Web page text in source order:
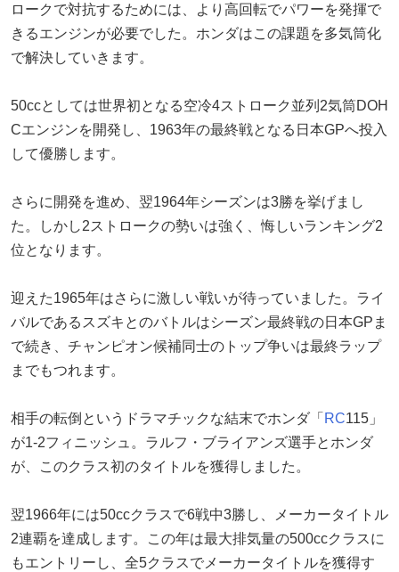
ロークで対抗するためには、より高回転でパワーを発揮で
きるエンジンが必要でした。ホンダはこの課題を多気筒化
で解決していきます。
50ccとしては世界初となる空冷4ストローク並列2気筒DOH
Cエンジンを開発し、1963年の最終戦となる日本GPへ投入
して優勝します。
さらに開発を進め、翌1964年シーズンは3勝を挙げまし
た。しかし2ストロークの勢いは強く、悔しいランキング2
位となります。
迎えた1965年はさらに激しい戦いが待っていました。ライ
バルであるスズキとのバトルはシーズン最終戦の日本GPま
で続き、チャンピオン候補同士のトップ争いは最終ラップ
までもつれます。
相手の転倒というドラマチックな結末でホンダ「 RC115」
が1-2フィニッシュ。ラルフ・ブライアンズ選手とホンダ
が、このクラス初のタイトルを獲得しました。
翌1966年には50ccクラスで6戦中3勝し、メーカータイトル
2連覇を達成します。この年は最大排気量の500ccクラスに
もエントリーし、全5クラスでメーカータイトルを獲得す